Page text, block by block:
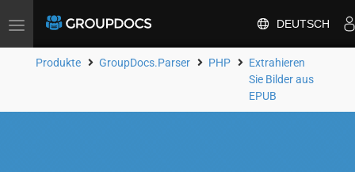
Toggle
DEUTSCH
Produkte GroupDocs.Parser PHP
Extrahieren
Sie Bilder aus
EPUB